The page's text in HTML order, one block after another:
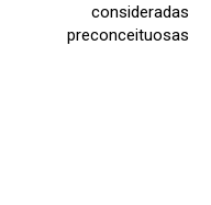
consideradas
preconceituosas